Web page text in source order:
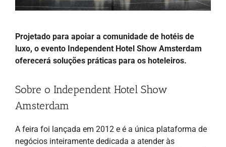
Projetado para apoiar a comunidade de hotéis de
luxo, o evento Independent Hotel Show Amsterdam
oferecerá soluções práticas para os hoteleiros.
Sobre o Independent Hotel Show
Amsterdam
A feira foi lançada em 2012 e é a única plataforma de
negócios inteiramente dedicada a atender às